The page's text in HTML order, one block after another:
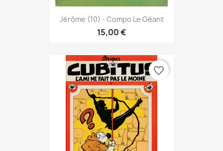
Jérôme (10) - Compo Le Géant
15,00 €
favorite_border